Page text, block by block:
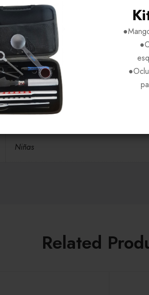
H49-V35-P16-V130
Pink C2
Acetato-Metal
HELLO KITTY
Niñas
Related